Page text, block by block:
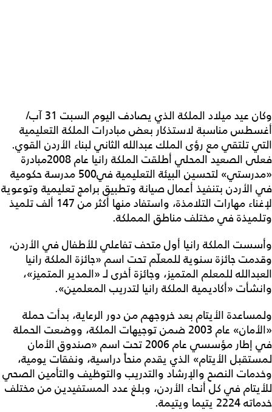
وكان عيد ميلاد الملكة الذي يصادف اليوم السبت 31 آب/
أغسطس مناسبة لاستذكار بعض مبادرات الملكة التعليمية
التي تلتقي مع رؤى الملك عبدالله الثاني لبناء الأردن القوي.
فعلى الصعيد المحلي أطلقت الملكة رانيا عام 2008مبادرة
«مدرستي» لتحسين البيئة التعليمية في500 مدرسة حكومية
في الأردن بتنفيذ أعمال صيانة وتطبيق برامج تعليمية وتوعوية
لإغناء مهارات التلامذة، واستفاد منها أكثر من 147 ألف تلميذ
وتلميذة في مختلف مناطق المملكة.
وأسست الملكة رانيا أول متحف تفاعلي للأطفال في الأردن،
وقدمت جائزة سنوية للمعلّم تحت اسم «جائزة الملكة رانيا
العبدالله للمعلم المتميز، وجائزة أخرى لـ «المدير المتميز»،
وانشأت «أكاديمية الملكة رانيا لتدريب المعلمين».
ولمساعدة الأيتام بعد خروجهم من دور الرعاية، بدأت حملة
«الأمان» عام 2003 ضمن توجيهات الملكة، ووضعت الحملة
في إطار مؤسسي عام 2006 تحت اسم «صندوق الأمان
لمستقبل الأيتام» الذي يقدم منحاً دراسية، ونفقات يومية،
وخدمات النصح والإرشاد والتدريب والتوظيف والتأمين الصحي
للأيتام في كل أنحاء الأردن، وبلغ عدد المستفيدين من مختلف
خدماته 2224 يتيما ويتيمة.